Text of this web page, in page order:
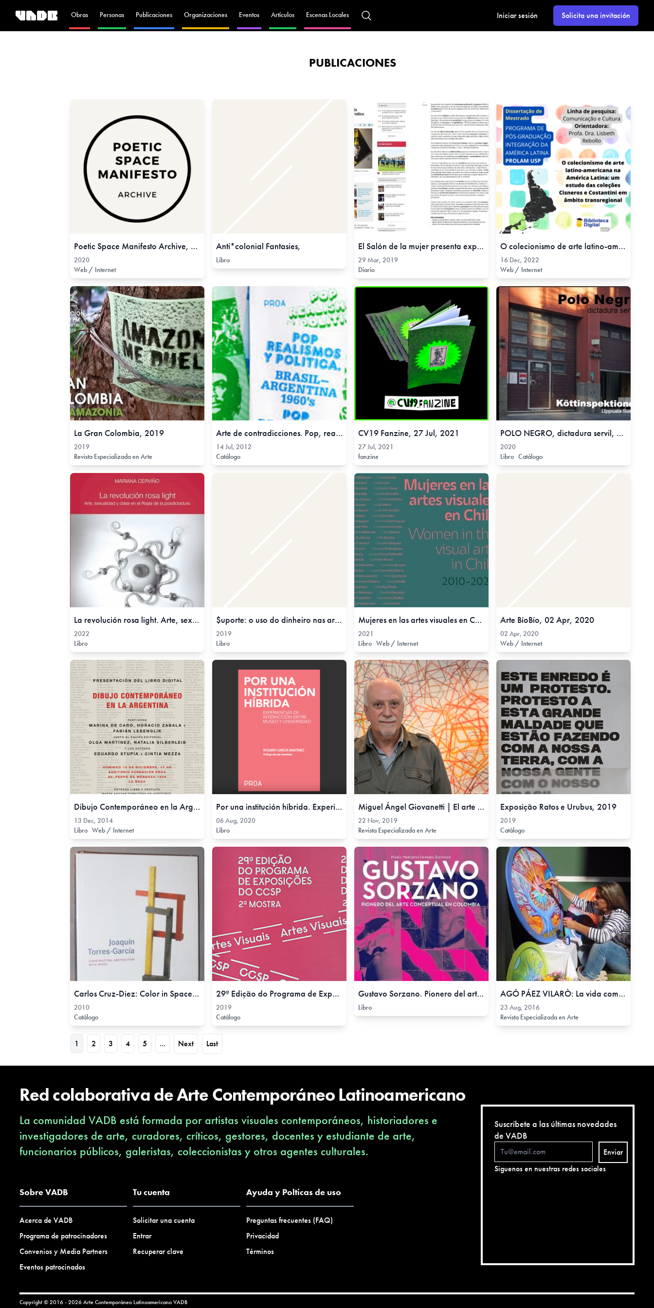
Obras Personas Publicaciones Organizaciones Eventos Artículos Escenas Locales Iniciar sesión Solicita una invitación
PUBLICACIONES
Poetic Space Manifesto Archive, 2020
2020
Web / Internet
Anti*colonial Fantasies,
Libro
El Salón de la mujer presenta exposición de obras con temática feminista - Diario El Comercio, 29 Mar, 2019
29 Mar, 2019
Diario
O colecionismo de arte latino-americana na América Latina: um estudo das coleções Cisneros e Costantini em âmbito transregional, 16 Dec, 2022
16 Dec, 2022
Web / Internet
La Gran Colombia, 2019
2019
Revista Especializada en Arte
Arte de contradicciones. Pop, realismos y política. Brasil – Argentina 1960, 14 Jul, 2012
14 Jul, 2012
Catálogo
CV19 Fanzine, 27 Jul, 2021
27 Jul, 2021
fanzine
POLO NEGRO, dictadura servil, 2020
2020
Libro Catálogo
La revolución rosa light. Arte, sexualidad y clase en el Rojas de la posdictadura, 2022
2022
Libro
$uporte: o uso do dinheiro nas artes visuais, 2019
2019
Libro
Mujeres en las artes visuales en Chile (2010-2020), 2021
2021
Libro Web / Internet
Arte BíoBío, 02 Apr, 2020
02 Apr, 2020
Web / Internet
Dibujo Contemporáneo en la Argentina, 13 Dec, 2014
13 Dec, 2014
Libro Web / Internet
Por una institución híbrida. Experiencias de interacción entre museo y universidad., 06 Aug, 2020
06 Aug, 2020
Libro
Miguel Ángel Giovanetti | El arte debe llegar a todos, 22 Nov, 2019
22 Nov, 2019
Revista Especializada en Arte
Exposição Ratos e Urubus, 2019
2019
Catálogo
Carlos Cruz-Diez: Color in Space and Time Virtual Tour, 2010
2010
Catálogo
29ª Edição do Programa de Exposições do CCSP , 2019
2019
Catálogo
Gustavo Sorzano. Pionero del arte conceptual en Colombia,
Libro
AGÓ PÁEZ VILARÒ: La vida como un mandala, 23 Aug, 2016
23 Aug, 2016
Revista Especializada en Arte
1 2 3 4 5 ... Next Last
Red colaborativa de Arte Contemporáneo Latinoamericano
La comunidad VADB está formada por artistas visuales contemporáneos, historiadores e
investigadores de arte, curadores, críticos, gestores, docentes y estudiante de arte,
funcionarios públicos, galeristas, coleccionistas y otros agentes culturales.
Sobre VADB
Acerca de VADB
Programa de patrocinadores
Convenios y Media Partners
Eventos patrocinados
Tu cuenta
Solicitar una cuenta
Entrar
Recuperar clave
Ayuda y Polticas de uso
Preguntas frecuentes (FAQ)
Privacidad
Términos
Suscríbete a las últimas novedades
de VADB
Enviar
Siguenos en nuestras redes sociales
Copyright © 2016 - 2026 Arte Contemporáneo LatinoamericanoVADB